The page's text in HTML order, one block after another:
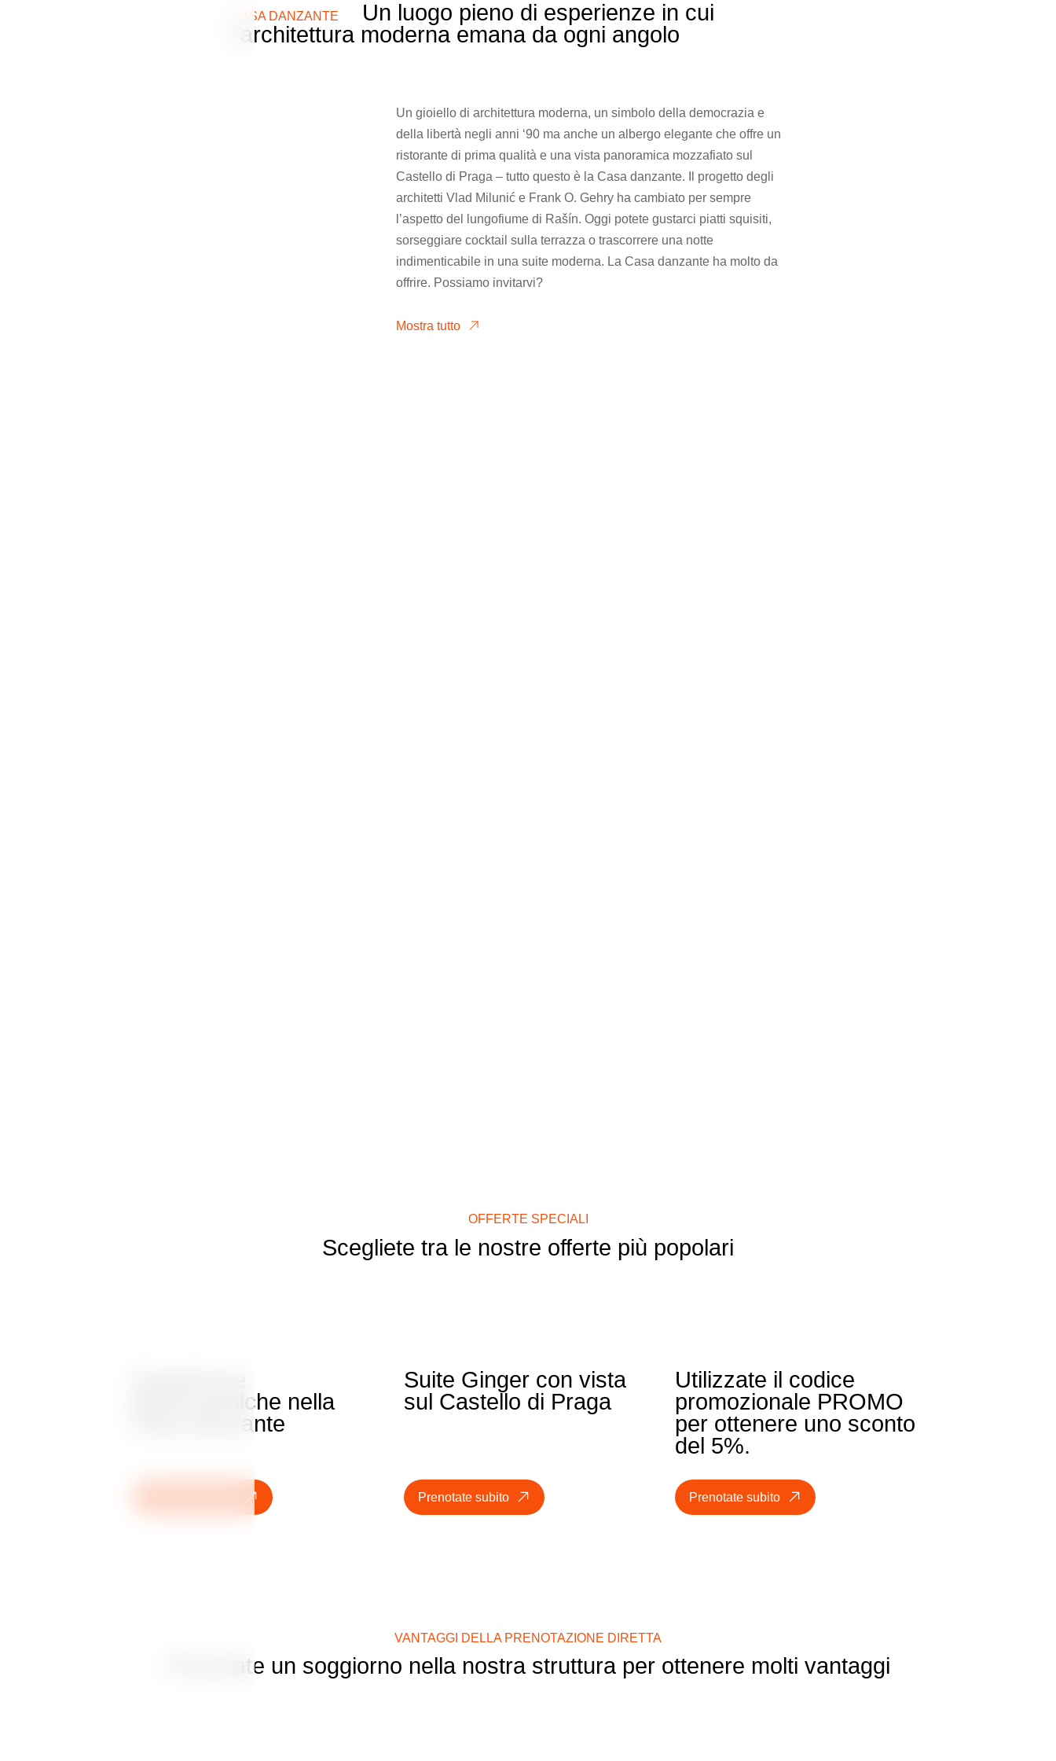
CASA DANZANTE
Un luogo pieno di esperienze in cui
l’architettura moderna emana da ogni angolo
Un gioiello di architettura moderna, un simbolo della democrazia e
della libertà negli anni ‘90 ma anche un albergo elegante che offre un
ristorante di prima qualità e una vista panoramica mozzafiato sul
Castello di Praga – tutto questo è la Casa danzante. Il progetto degli
architetti Vlad Milunić e Frank O. Gehry ha cambiato per sempre
l’aspetto del lungofiume di Rašín. Oggi potete gustarci piatti squisiti,
sorseggiare cocktail sulla terrazza o trascorrere una notte
indimenticabile in una suite moderna. La Casa danzante ha molto da
offrire. Possiamo invitarvi?
Mostra tutto
OFFERTE SPECIALI
Scegliete tra le nostre offerte più popolari
gastronomiche nella
Casa danzante
Suite Ginger con vista
sul Castello di Praga
Prenotate subito
Utilizzate il codice
promozionale PROMO
per ottenere uno sconto
del 5%.
Prenotate subito
VANTAGGI DELLA PRENOTAZIONE DIRETTA
Prenotate un soggiorno nella nostra struttura per ottenere molti vantaggi